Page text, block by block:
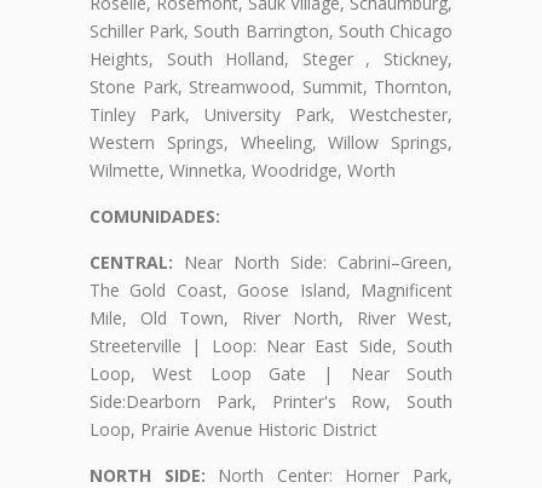
Schiller Park, South Barrington, South Chicago
Heights, South Holland, Steger , Stickney,
Stone Park, Streamwood, Summit, Thornton,
Tinley Park, University Park, Westchester,
Western Springs, Wheeling, Willow Springs,
Wilmette, Winnetka, Woodridge, Worth
COMUNIDADES:
CENTRAL: Near North Side: Cabrini–Green,
The Gold Coast, Goose Island, Magnificent
Mile, Old Town, River North, River West,
Streeterville | Loop: Near East Side, South
Loop, West Loop Gate | Near South
Side:Dearborn Park, Printer's Row, South
Loop, Prairie Avenue Historic District
NORTH SIDE: North Center: Horner Park,